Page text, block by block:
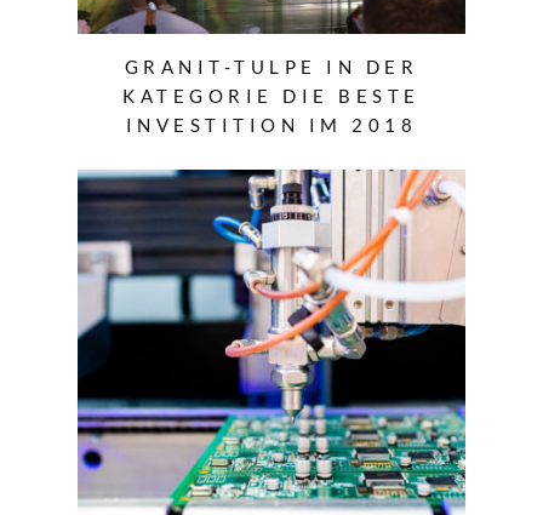
GRANIT-TULPE IN DER
KATEGORIE DIE BESTE
INVESTITION IM 2018